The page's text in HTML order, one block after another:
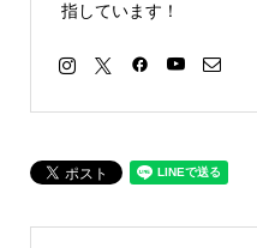
指しています！